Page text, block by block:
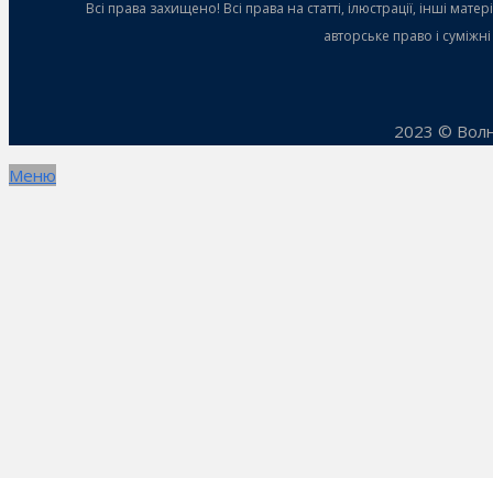
Всі права захищено! Всі права на статті, ілюстрації, інші
авторське право і
2023 ©
Меню